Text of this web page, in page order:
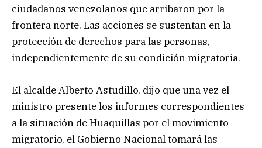
ciudadanos venezolanos que arribaron por la
frontera norte. Las acciones se sustentan en la
protección de derechos para las personas,
independientemente de su condición migratoria.
El alcalde Alberto Astudillo, dijo que una vez el
ministro presente los informes correspondientes
a la situación de Huaquillas por el movimiento
migratorio, el Gobierno Nacional tomará las